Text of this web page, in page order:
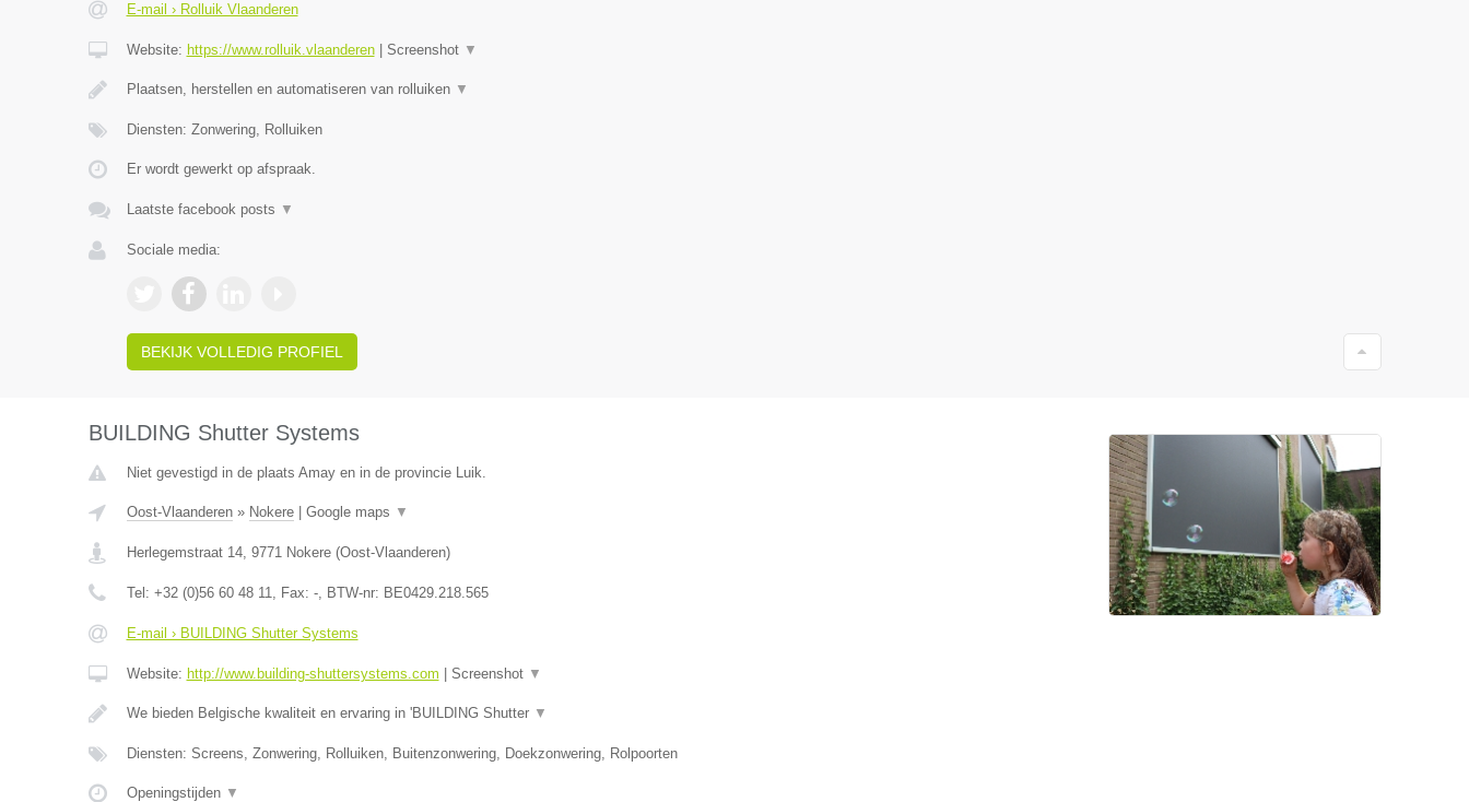
E-mail › Rolluik Vlaanderen
Website: https://www.rolluik.vlaanderen| Screenshot ▼
Plaatsen, herstellen en automatiseren van rolluiken ▼
Diensten: Zonwering, Rolluiken
Er wordt gewerkt op afspraak.
Laatste facebook posts ▼
Sociale media:
BEKIJK VOLLEDIG PROFIEL
BUILDING Shutter Systems
Niet gevestigd in de plaats Amay en in de provincie Luik.
Oost-Vlaanderen» Nokere| Google maps ▼
Herlegemstraat 14, 9771 Nokere(Oost-Vlaanderen)
Tel: +32 (0)56 60 48 11, Fax: -, BTW-nr: BE0429.218.565
E-mail › BUILDING Shutter Systems
Website: http://www.building-shuttersystems.com Screenshot ▼
We bieden Belgische kwaliteit en ervaring in 'BUILDING Shutter ▼
Diensten: Screens, Zonwering, Rolluiken, Buitenzonwering, Doekzonwering, Rolpoorten
Openingstijden ▼